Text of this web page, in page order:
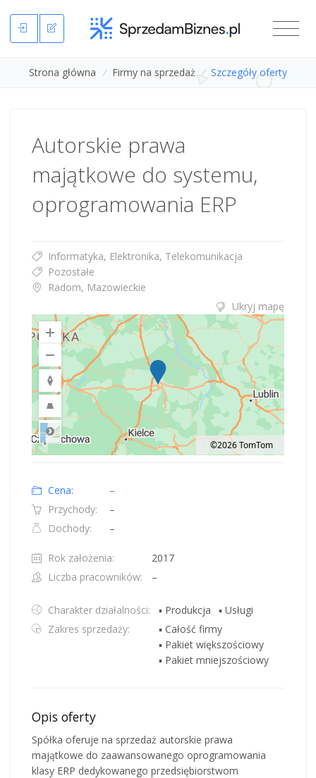
Strona główna / Firmy na sprzedaż / Szczegóły oferty
Autorskie prawa
majątkowe do systemu,
oprogramowania ERP
Informatyka, Elektronika, Telekomunikacja
Pozostałe
Radom, Mazowieckie
Ukryj mapę
Road
©2026 TomTom
Cena:
–
Przychody:
–
Dochody:
–
Rok założenia:
2017
Liczba pracowników:
–
Charakter działalności: ▪ Produkcja
▪ Usługi
Zakres sprzedaży:
▪ Całość firmy
▪ Pakiet większościowy
▪ Pakiet mniejszościowy
Opis oferty
Spółka oferuje na sprzedaż autorskie prawa
majątkowe do zaawansowanego oprogramowania
klasy ERP dedykowanego przedsiębiorstwom